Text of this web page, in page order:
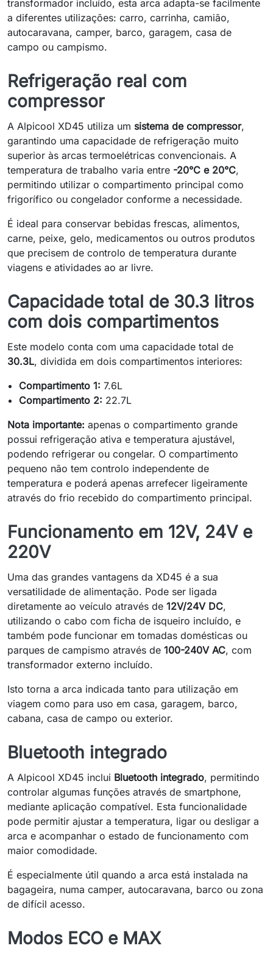
transformador incluído, esta arca adapta-se facilmente
a diferentes utilizações: carro, carrinha, camião,
autocaravana, camper, barco, garagem, casa de
campo ou campismo.
Refrigeração real com
compressor
A Alpicool XD45 utiliza um sistema de compressor,
garantindo uma capacidade de refrigeração muito
superior às arcas termoelétricas convencionais. A
temperatura de trabalho varia entre -20°C e 20°C,
permitindo utilizar o compartimento principal como
frigorífico ou congelador conforme a necessidade.
É ideal para conservar bebidas frescas, alimentos,
carne, peixe, gelo, medicamentos ou outros produtos
que precisem de controlo de temperatura durante
viagens e atividades ao ar livre.
Capacidade total de 30.3 litros
com dois compartimentos
Este modelo conta com uma capacidade total de
30.3L, dividida em dois compartimentos interiores:
Compartimento 1: 7.6L
Compartimento 2: 22.7L
Nota importante: apenas o compartimento grande
possui refrigeração ativa e temperatura ajustável,
podendo refrigerar ou congelar. O compartimento
pequeno não tem controlo independente de
temperatura e poderá apenas arrefecer ligeiramente
através do frio recebido do compartimento principal.
Funcionamento em 12V, 24V e
220V
Uma das grandes vantagens da XD45 é a sua
versatilidade de alimentação. Pode ser ligada
diretamente ao veículo através de 12V/24V DC,
utilizando o cabo com ficha de isqueiro incluído, e
também pode funcionar em tomadas domésticas ou
parques de campismo através de 100-240V AC, com
transformador externo incluído.
Isto torna a arca indicada tanto para utilização em
viagem como para uso em casa, garagem, barco,
cabana, casa de campo ou exterior.
Bluetooth integrado
A Alpicool XD45 inclui Bluetooth integrado, permitindo
controlar algumas funções através de smartphone,
mediante aplicação compatível. Esta funcionalidade
pode permitir ajustar a temperatura, ligar ou desligar a
arca e acompanhar o estado de funcionamento com
maior comodidade.
É especialmente útil quando a arca está instalada na
bagageira, numa camper, autocaravana, barco ou zona
de difícil acesso.
Modos ECO e MAX